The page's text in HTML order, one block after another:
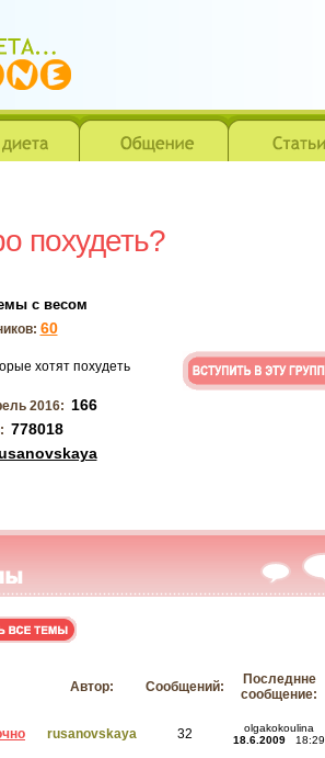
похудеть?
с весом
60
хотят похудеть
2016: 166
778018
Автор: Сообщений:
Последнне
сообщение:
rusanovskaya 32
olgakokoulina
18.6.2009 18:29